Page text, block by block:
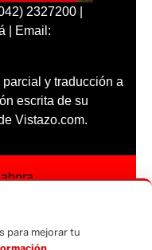
2327200 |
| Email:
y traducción a
escrita de su
Vistazo.com.
para mejorar tu